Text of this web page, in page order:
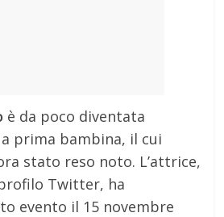
è da poco diventata
prima bambina, il cui
stato reso noto. L’attrice,
Twitter, ha
evento il 15 novembre